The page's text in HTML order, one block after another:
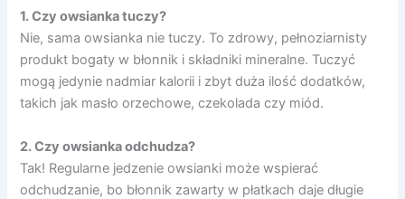
1. Czy owsianka tuczy?
Nie, sama owsianka nie tuczy. To zdrowy, pełnoziarnisty
produkt bogaty w błonnik i składniki mineralne. Tuczyć
mogą jedynie nadmiar kalorii i zbyt duża ilość dodatków,
takich jak masło orzechowe, czekolada czy miód.
2. Czy owsianka odchudza?
Tak! Regularne jedzenie owsianki może wspierać
odchudzanie, bo błonnik zawarty w płatkach daje długie